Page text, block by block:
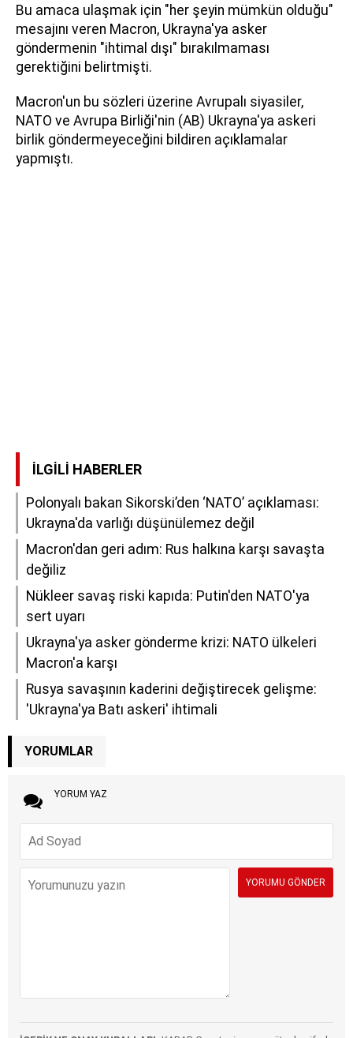
Bu amaca ulaşmak için "her şeyin mümkün olduğu"
mesajını veren Macron, Ukrayna'ya asker
göndermenin "ihtimal dışı" bırakılmaması
gerektiğini belirtmişti.
Macron'un bu sözleri üzerine Avrupalı siyasiler,
NATO ve Avrupa Birliği'nin (AB) Ukrayna'ya askeri
birlik göndermeyeceğini bildiren açıklamalar
yapmıştı.
İLGILI HABERLER
Polonyalı bakan Sikorski’den ‘NATO’ açıklaması:
Ukrayna'da varlığı düşünülemez değil
Macron'dan geri adım: Rus halkına karşı savaşta
değiliz
Nükleer savaş riski kapıda: Putin'den NATO'ya
sert uyarı
Ukrayna'ya asker gönderme krizi: NATO ülkeleri
Macron'a karşı
Rusya savaşının kaderini değiştirecek gelişme:
'Ukrayna'ya Batı askeri' ihtimali
YORUMLAR
YORUM YAZ